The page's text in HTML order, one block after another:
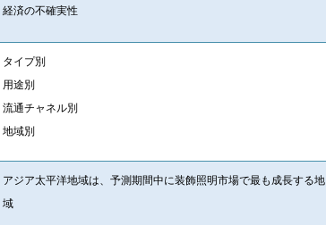
経済の不確実性
タイプ別
用途別
流通チャネル別
地域別
アジア太平洋地域は、予測期間中に装飾照明市場で最も成長する地
域